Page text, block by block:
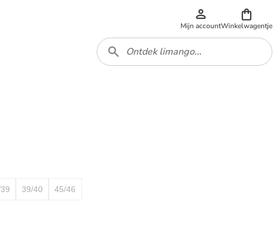
Mijn accountWinkelwagentje
39/40 45/46